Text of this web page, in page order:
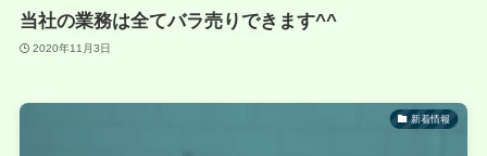
当社の業務は全てバラ売りできます^^
2020年11月3日
新着情報